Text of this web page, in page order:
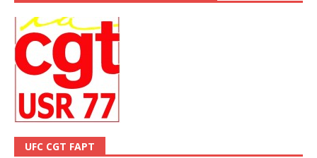
UFC CGT FAPT